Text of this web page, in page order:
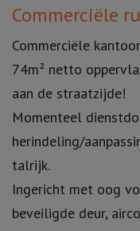
Omschrijving
Commerciële
Commerciële
74m² netto
aan de straatzijde!
Momenteel
herindeling/
talrijk.
Ingericht met oog
beveiligde deur,